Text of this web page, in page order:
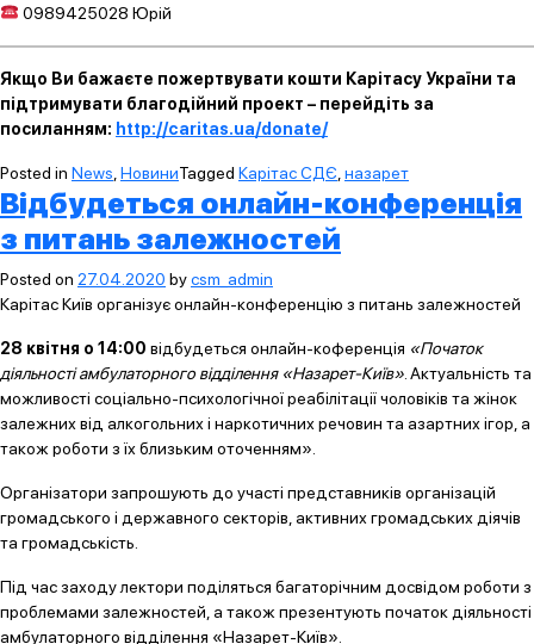
0989425028 Юрій
Якщо Ви бажаєте пожертвувати кошти Карітасу України та
підтримувати благодійний проект – перейдіть за
посиланням: http://caritas.ua/donate/
Posted in News НовиниTagged Карітас СДЄ назарет
Відбудеться онлайн-конференція
з питань залежностей
Posted on 27.04.2020 bycsm_admin
Карітас Київ організує онлайн-конференцію з питань залежностей
28 квітня о 14:00 відбудеться онлайн-коференція «Початок
діяльності амбулаторного відділення «Назарет-Київ» . Актуальність та
можливості соціально-психологічної реабілітації чоловіків та жінок
залежних від алкогольних і наркотичних речовин та азартних ігор, а
також роботи з їх близьким оточенням».
Організатори запрошують до участі представників організацій
громадського і державного секторів, активних громадських діячів
та громадськість.
Під час заходу лектори поділяться багаторічним досвідом роботи з
проблемами залежностей, а також презентують початок діяльності
амбулаторного відділення «Назарет-Київ».